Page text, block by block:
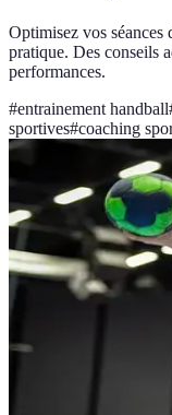
Optimisez vos séances
pratique. Des conseils
performances.
#entrainement handball
sportives#coaching